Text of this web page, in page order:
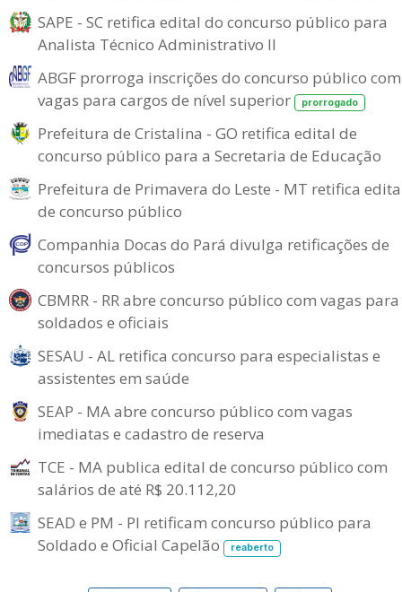
SAPE - SC retifica edital do concurso público para
Analista Técnico Administrativo II
ABGF prorroga inscrições do concurso público com
vagas para cargos de nível superior
prorrogado
Prefeitura de Cristalina - GO retifica edital de
concurso público para a Secretaria de Educação
Prefeitura de Primavera do Leste - MT retifica
de concurso público
Companhia Docas do Pará divulga retificações de
concursos públicos
CBMRR - RR abre concurso público com vagas para
soldados e oficiais
SESAU - AL retifica concurso para especialistas e
assistentes em saúde
SEAP - MA abre concurso público com vagas
imediatas e cadastro de reserva
TCE - MA publica edital de concurso público com
salários de até R$ 20.112,20
SEAD e PM - PI retificam concurso público para
Soldado e Oficial Capelão
reaberto